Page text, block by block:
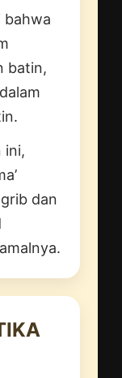
bahwa
batin,
ini,
dan